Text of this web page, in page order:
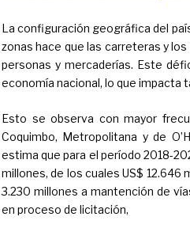
La configuración geográfica del
zonas hace que las carreteras y
personas y mercaderías. Este
economía nacional, lo que impacta
Esto se observa con mayor
Coquimbo, Metropolitana y de
estima que para el período 2018-
millones, de los cuales US$ 12.646
3.230 millones a mantención de
en proceso de licitación,